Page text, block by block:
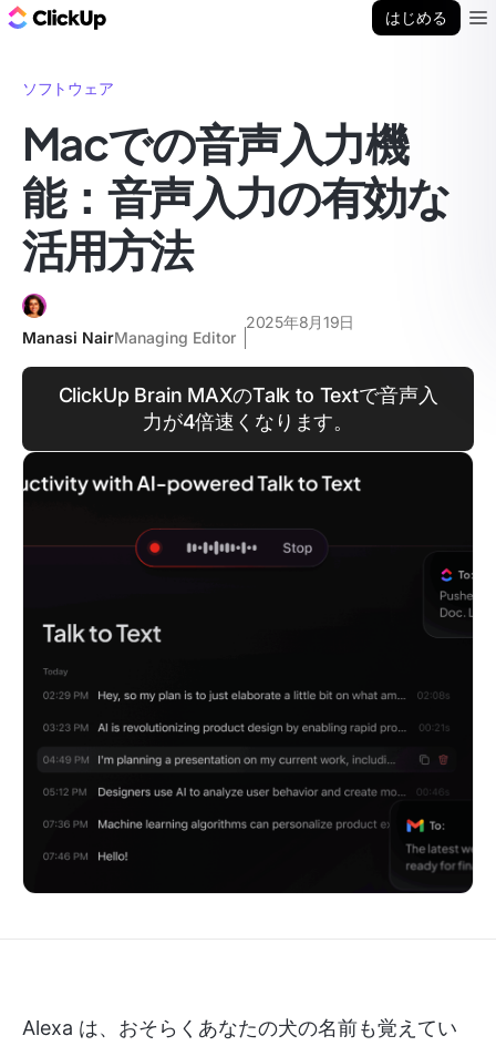
はじめる
ソフトウェア
Macでの音声入力機
能：音声入力の有効な
活用方法
Manasi NairManaging Editor
2025年8月19日
ClickUp Brain MAXのTalk to Textで音声入
力が4倍速くなります。
Alexa は、おそらくあなたの犬の名前も覚えてい